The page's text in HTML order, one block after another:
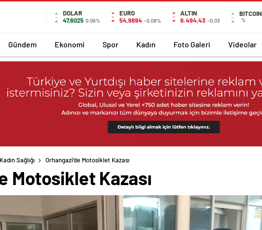
DOLAR
47,6025 0.06%
EURO
54,9894 -0.08%
ALTIN
6.494,43 -0,03
BITCOIN
%
Gündem Ekonomi Spor Kadın Foto Galeri Videolar
Kadın Sağlığı Orhangazi’de Motosiklet Kazası
Motosiklet Kazası